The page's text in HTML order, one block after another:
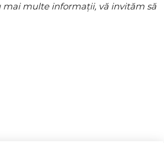
mai multe informații, vă invităm să